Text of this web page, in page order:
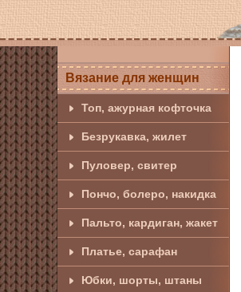
Вязание для женщин
Топ, ажурная кофточка
Безрукавка, жилет
Пуловер, свитер
Пончо, болеро, накидка
Пальто, кардиган, жакет
Платье, сарафан
Юбки, шорты, штаны